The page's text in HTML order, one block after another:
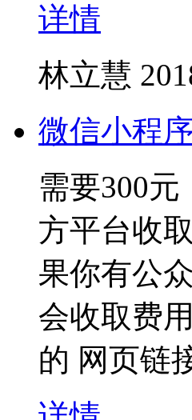
详情
林立慧
微信小程
需要300
方平台收
果你有公
会收取费
的 网页链